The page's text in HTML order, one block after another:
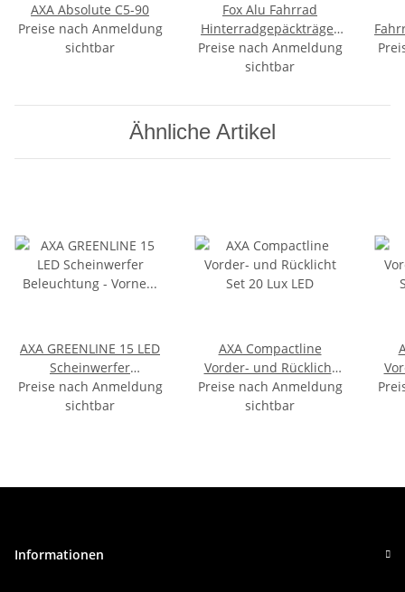
AXA Absolute C5-90
Preise nach Anmeldung
sichtbar
Fox Alu Fahrrad
Hinterradgepäckträger
Gepäckträger 26" - 28"
schwarz
Preise nach Anmeldung
sichtbar
Ähnliche Artikel
AXA GREENLINE 15 LED
Scheinwerfer
Beleuchtung - Vorne &
hinten - 15 LUX - StVZO
Preise nach Anmeldung
sichtbar
AXA Compactline
Vorder- und Rücklicht
Set 20 Lux LED
Preise nach Anmeldung
sichtbar
Informationen